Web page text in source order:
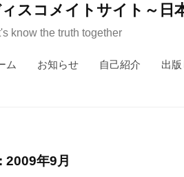
スコメイトサイト～日
know the truth together
ム お知らせ 自己紹介 出
2009年9月